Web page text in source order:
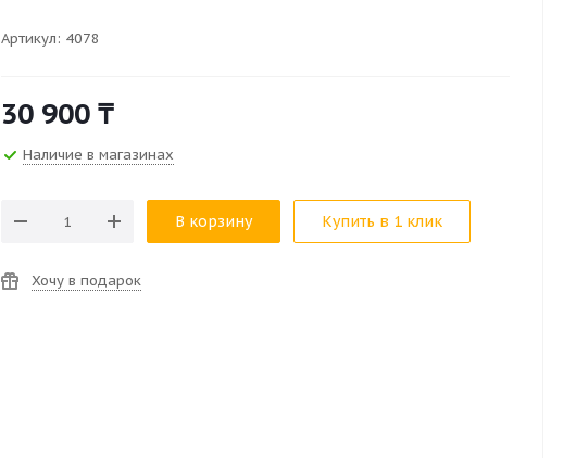
Артикул: 4078
30 900 ₸
Наличие в магазинах
В корзину Купить в 1 клик
Хочу в подарок